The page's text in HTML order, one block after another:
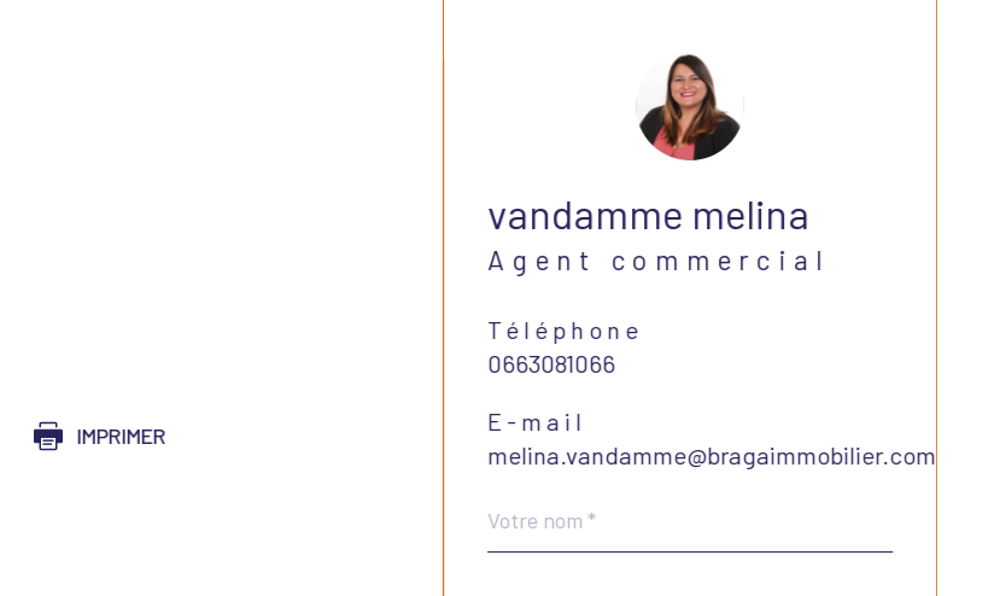
IMPRIMER
vandamme melina
Agent commercial
Téléphone
0663081066
E-mail
melina.vandamme@bragaimmobilier.com
par
*